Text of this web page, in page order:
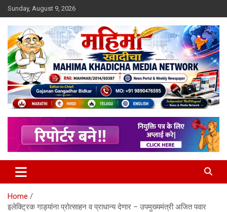
Skip
to
content
Sunday, August 9, 2026
Mahimakhadicha
Home
इलेक्ट्रिक गाड्यांना प्रोत्साहन व प्राधान्य देणार – उपमुख्यमंत्री अजित पवार